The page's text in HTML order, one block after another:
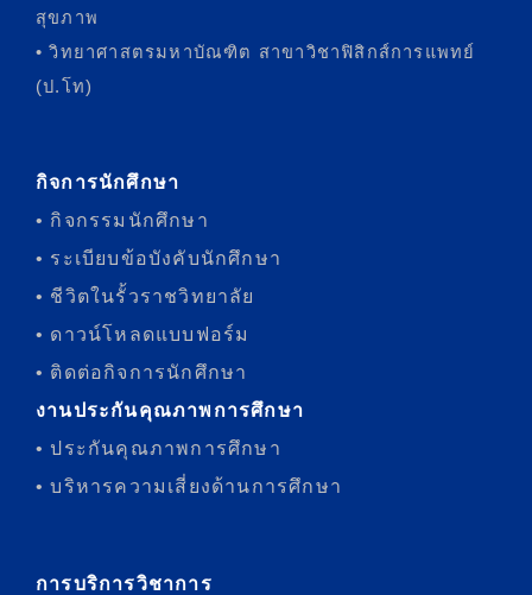
สุขภาพ
• วิทยาศาสตรมหาบัณฑิต สาขาวิชาฟิสิกส์การแพทย์
(ป.โท)
กิจการนักศึกษา
• กิจกรรมนักศึกษา
• ระเบียบข้อบังคับนักศึกษา
• ชีวิตในรั้วราชวิทยาลัย
• ดาวน์โหลดแบบฟอร์ม
• ติดต่อกิจการนักศึกษา
งานประกันคุณภาพการศึกษา
• ประกันคุณภาพการศึกษา
• บริหารความเสี่ยงด้านการศึกษา
การบริการวิชาการ